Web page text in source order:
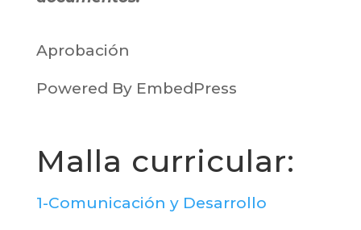
Aprobación
Powered By EmbedPress
Malla curricular:
1-Comunicación y Desarrollo